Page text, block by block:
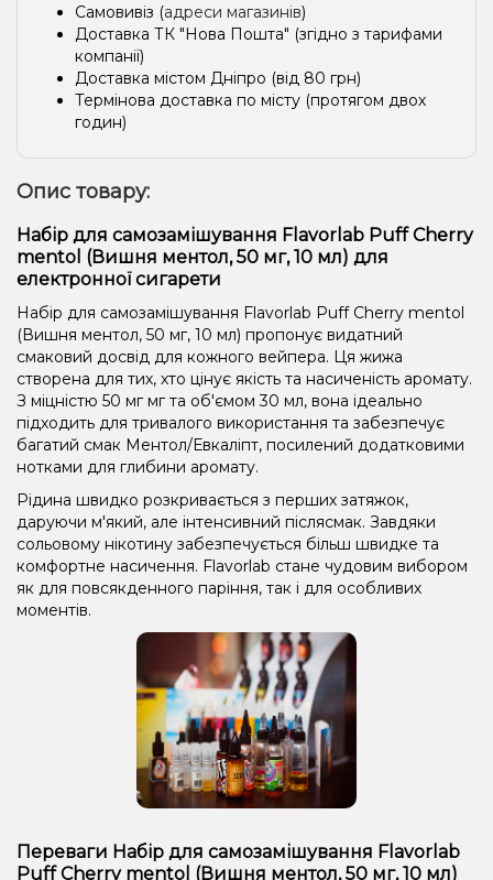
Самовивіз (адреси магазинів)
Доставка ТК "Нова Пошта" (згідно з тарифами
компанії)
Доставка містом Дніпро (від 80 грн)
Термінова доставка по місту (протягом двох
годин)
Опис товару:
Набір для самозамішування Flavorlab Puff Cherry
mentol (Вишня ментол, 50 мг, 10 мл) для
електронної сигарети
Набір для самозамішування Flavorlab Puff Cherry mentol
(Вишня ментол, 50 мг, 10 мл) пропонує видатний
смаковий досвід для кожного вейпера. Ця жижа
створена для тих, хто цінує якість та насиченість аромату.
З міцністю 50 мг мг та об'ємом 30 мл, вона ідеально
підходить для тривалого використання та забезпечує
багатий смак Ментол/Евкаліпт, посилений додатковими
нотками для глибини аромату.
Рідина швидко розкривається з перших затяжок,
даруючи м'який, але інтенсивний післясмак. Завдяки
сольовому нікотину забезпечується більш швидке та
комфортне насичення. Flavorlab стане чудовим вибором
як для повсякденного паріння, так і для особливих
моментів.
Переваги Набір для самозамішування Flavorlab
Puff Cherry mentol (Вишня ментол, 50 мг, 10 мл)